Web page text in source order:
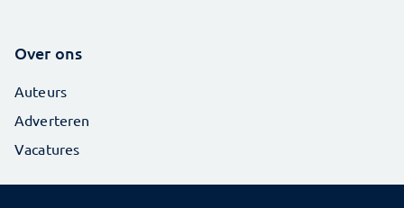
Over ons
Auteurs
Adverteren
Vacatures